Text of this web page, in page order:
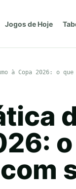
Jogos de Hoje
à Copa 2026: o que